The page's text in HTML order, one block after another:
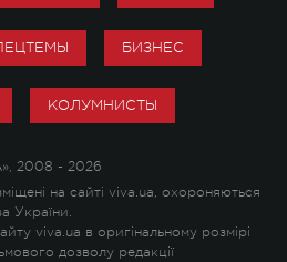
БИЗНЕС
КОЛУМНИСТЫ
2008 - 2026
на сайті viva.ua, охороняються
України.
viva.ua в оригінальному розмірі
дозволу редакції